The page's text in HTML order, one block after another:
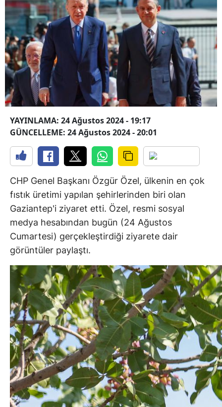
YAYINLAMA: 24 Ağustos 2024 - 19:17
GÜNCELLEME: 24 Ağustos 2024 - 20:01
CHP Genel Başkanı Özgür Özel, ülkenin en çok
fıstık üretimi yapılan şehirlerinden biri olan
Gaziantep'i ziyaret etti. Özel, resmi sosyal
medya hesabından bugün (24 Ağustos
Cumartesi) gerçekleştirdiği ziyarete dair
görüntüler paylaştı.